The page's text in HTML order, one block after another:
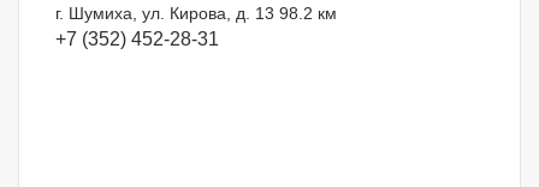
г. Шумиха, ул. Кирова, д. 13 98.2 км
+7 (352) 452-28-31